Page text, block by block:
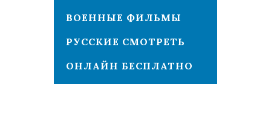
ВОЕННЫЕ ФИЛЬМЫ
РУССКИЕ СМОТРЕТЬ
ОНЛАЙН БЕСПЛАТНО